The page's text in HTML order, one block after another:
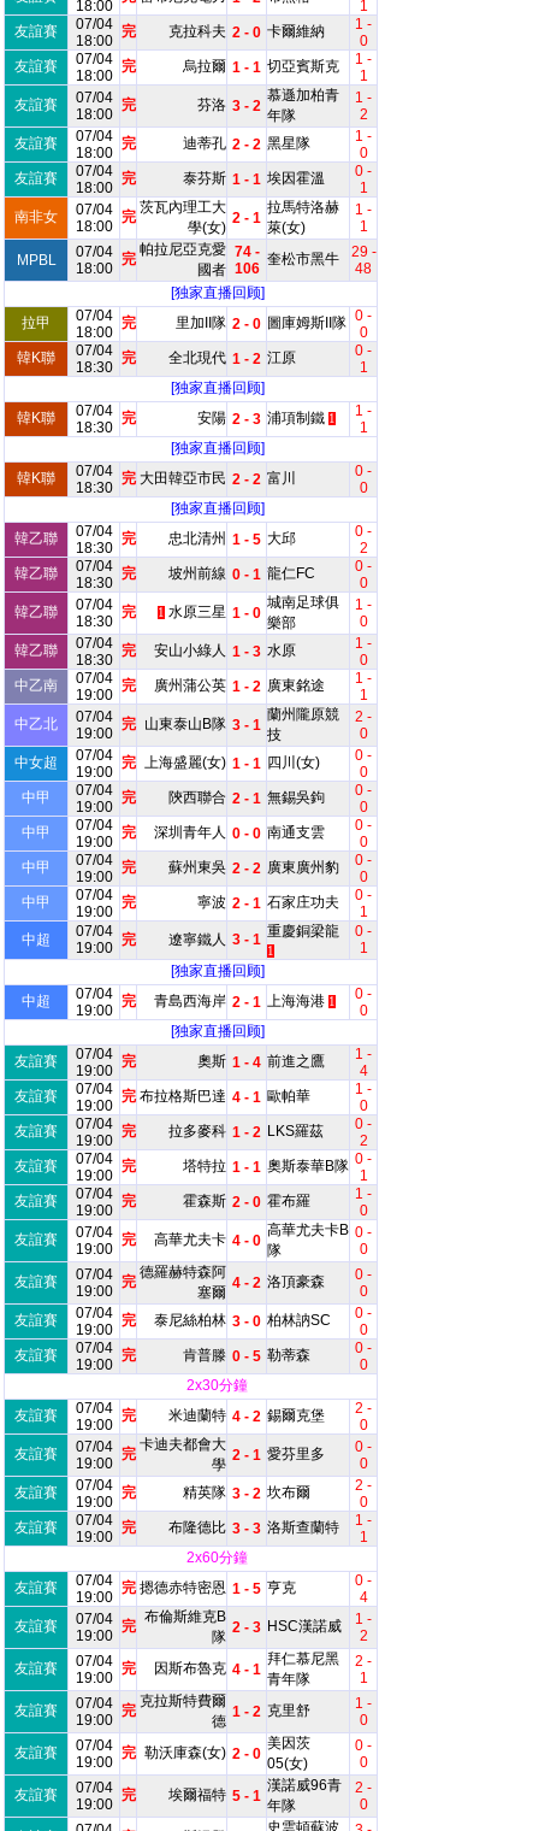
18:00
1
友誼賽
07/04
18:00
完 克拉科夫 2 - 0 卡爾維納
1 -
0
友誼賽
07/04
18:00
完 烏拉爾 1 - 1 切亞賓斯克
1 -
1
友誼賽
07/04
18:00
完 芬洛 3 - 2
慕遜加柏青
年隊
1 -
2
友誼賽
07/04
18:00
完 迪蒂孔 2 - 2 黑星隊
1 -
0
友誼賽
07/04
18:00
完 泰芬斯 1 - 1 埃因霍溫
0 -
1
南非女
07/04
18:00
完
茨瓦內理工大
學(女)
2 - 1
拉馬特洛赫
萊(女)
1 -
1
MPBL
07/04
18:00
完
帕拉尼亞克愛
國者
74 -
106
奎松市黑牛
29 -
48
[独家直播回顾]
拉甲
07/04
18:00
完 里加II隊 2 - 0 圖庫姆斯II隊 0 -
0
韓K聯
07/04
18:30
完 全北現代 1 - 2 江原
0 -
1
[独家直播回顾]
韓K聯
07/04
18:30
完 安陽 2 - 3 浦項制鐵 1
1 -
1
[独家直播回顾]
韓K聯
07/04
18:30
完 大田韓亞市民 2 - 2 富川
0 -
0
[独家直播回顾]
韓乙聯
07/04
18:30
完 忠北清州 1 - 5 大邱
0 -
2
韓乙聯
07/04
18:30
完 坡州前線 0 - 1 龍仁FC
0 -
0
韓乙聯
07/04
18:30
完 1 水原三星 1 - 0
城南足球俱
樂部
1 -
0
韓乙聯
07/04
18:30
完 安山小綠人 1 - 3 水原
1 -
0
中乙南
07/04
19:00
完 廣州蒲公英 1 - 2 廣東銘途
1 -
1
中乙北
07/04
19:00
完 山東泰山B隊 3 - 1
蘭州隴原競
技
2 -
0
中女超
07/04
19:00
完 上海盛麗(女) 1 - 1 四川(女)
0 -
0
中甲
07/04
19:00
完 陝西聯合 2 - 1 無錫吳鉤
0 -
0
中甲
07/04
19:00
完 深圳青年人 0 - 0 南通支雲
0 -
0
中甲
07/04
19:00
完 蘇州東吳 2 - 2 廣東廣州豹
0 -
0
中甲
07/04
19:00
完 寧波 2 - 1 石家庄功夫
0 -
1
中超
07/04
19:00 完 遼寧鐵人 3 - 1 重慶銅梁龍
1
0 -
1
[独家直播回顾]
中超
07/04
19:00
完 青島西海岸 2 - 1 上海海港 1
0 -
0
[独家直播回顾]
友誼賽
07/04
19:00
完 奧斯 1 - 4 前進之鷹
1 -
4
友誼賽
07/04
19:00
完 布拉格斯巴達 4 - 1 歐帕華
1 -
0
友誼賽
07/04
19:00
完 拉多麥科 1 - 2 LKS羅茲
0 -
2
友誼賽
07/04
19:00
完 塔特拉 1 - 1 奧斯泰華B隊 0 -
1
友誼賽
07/04
19:00
完 霍森斯 2 - 0 霍布羅
1 -
0
友誼賽
07/04
19:00
完 高華尤夫卡 4 - 0
高華尤夫卡B
隊
0 -
0
友誼賽
07/04
19:00
完
德羅赫特森阿
塞爾
4 - 2 洛頂豪森
0 -
0
友誼賽
07/04
19:00
完 泰尼絲柏林 3 - 0 柏林訥SC
0 -
0
友誼賽
07/04
19:00
完 肯普滕 0 - 5 勒蒂森
0 -
0
2x30分鐘
友誼賽
07/04
19:00
完 米迪蘭特 4 - 2 錫爾克堡
2 -
0
友誼賽
07/04
19:00
完
卡迪夫都會大
學
2 - 1 愛芬里多
0 -
0
友誼賽
07/04
19:00
完 精英隊 3 - 2 坎布爾
2 -
0
友誼賽
07/04
19:00
完 布隆德比 3 - 3 洛斯查蘭特
1 -
1
2x60分鐘
友誼賽
07/04
19:00
完 摁德赤特密恩 1 - 5 亨克
0 -
4
友誼賽
07/04
19:00
完
布倫斯維克B
隊
2 - 3 HSC漢諾威
1 -
2
友誼賽
07/04
19:00
完 因斯布魯克 4 - 1
拜仁慕尼黑
青年隊
2 -
1
友誼賽
07/04
19:00
完
克拉斯特費爾
德
1 - 2 克里舒
1 -
0
友誼賽
07/04
19:00
完 勒沃庫森(女) 2 - 0
美因茨
05(女)
0 -
0
友誼賽
07/04
19:00
完 埃爾福特 5 - 1
漢諾威96青
年隊
2 -
0
史雲頓蘇波